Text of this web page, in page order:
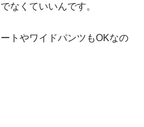
なくていいんです。
トやワイドパンツもOKなの